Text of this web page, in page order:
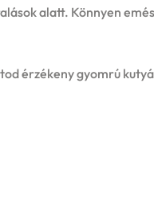
alatt. Könnyen
érzékeny gyomrú